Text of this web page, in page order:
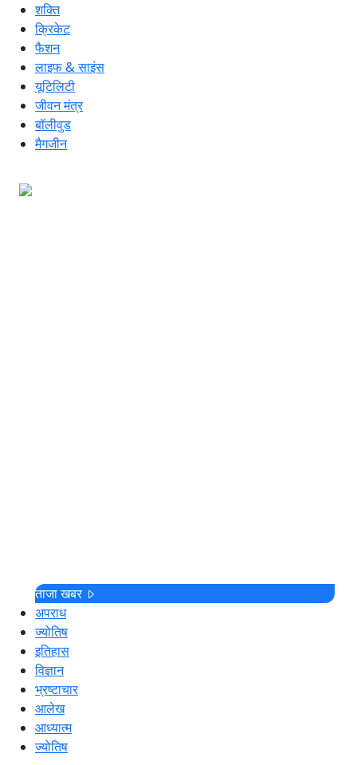
शक्ति
क्रिकेट
फैशन
लाइफ & साइंस
यूटिलिटी
जीवन मंत्र
बॉलीवुड
मैगजीन
ताजा खबर
अपराध
ज्योतिष
इतिहास
विज्ञान
भ्रष्टाचार
आलेख
आध्यात्म
ज्योतिष